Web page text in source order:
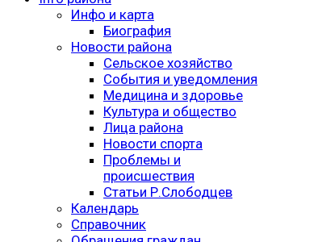
Инфо и карта
Биография
Новости района
Сельское хозяйство
События и уведомления
Медицина и здоровье
Культура и общество
Лица района
Новости спорта
Проблемы и
происшествия
Статьи Р.Слободцев
Календарь
Справочник